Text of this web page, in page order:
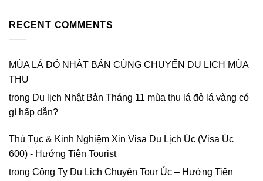
in
Lập
Hoa
Lạt
chốt
RECENT COMMENTS
MÙA LÁ ĐỎ NHẬT BẢN CÙNG CHUYẾN DU LỊCH MÙA
THU
trong Du lịch Nhật Bản Tháng 11 mùa thu lá đỏ lá vàng có
gì hấp dẫn?
Thủ Tục & Kinh Nghiệm Xin Visa Du Lịch Úc (Visa Úc
600) - Hướng Tiên Tourist
trong Công Ty Du Lịch Chuyên Tour Úc – Hướng Tiên